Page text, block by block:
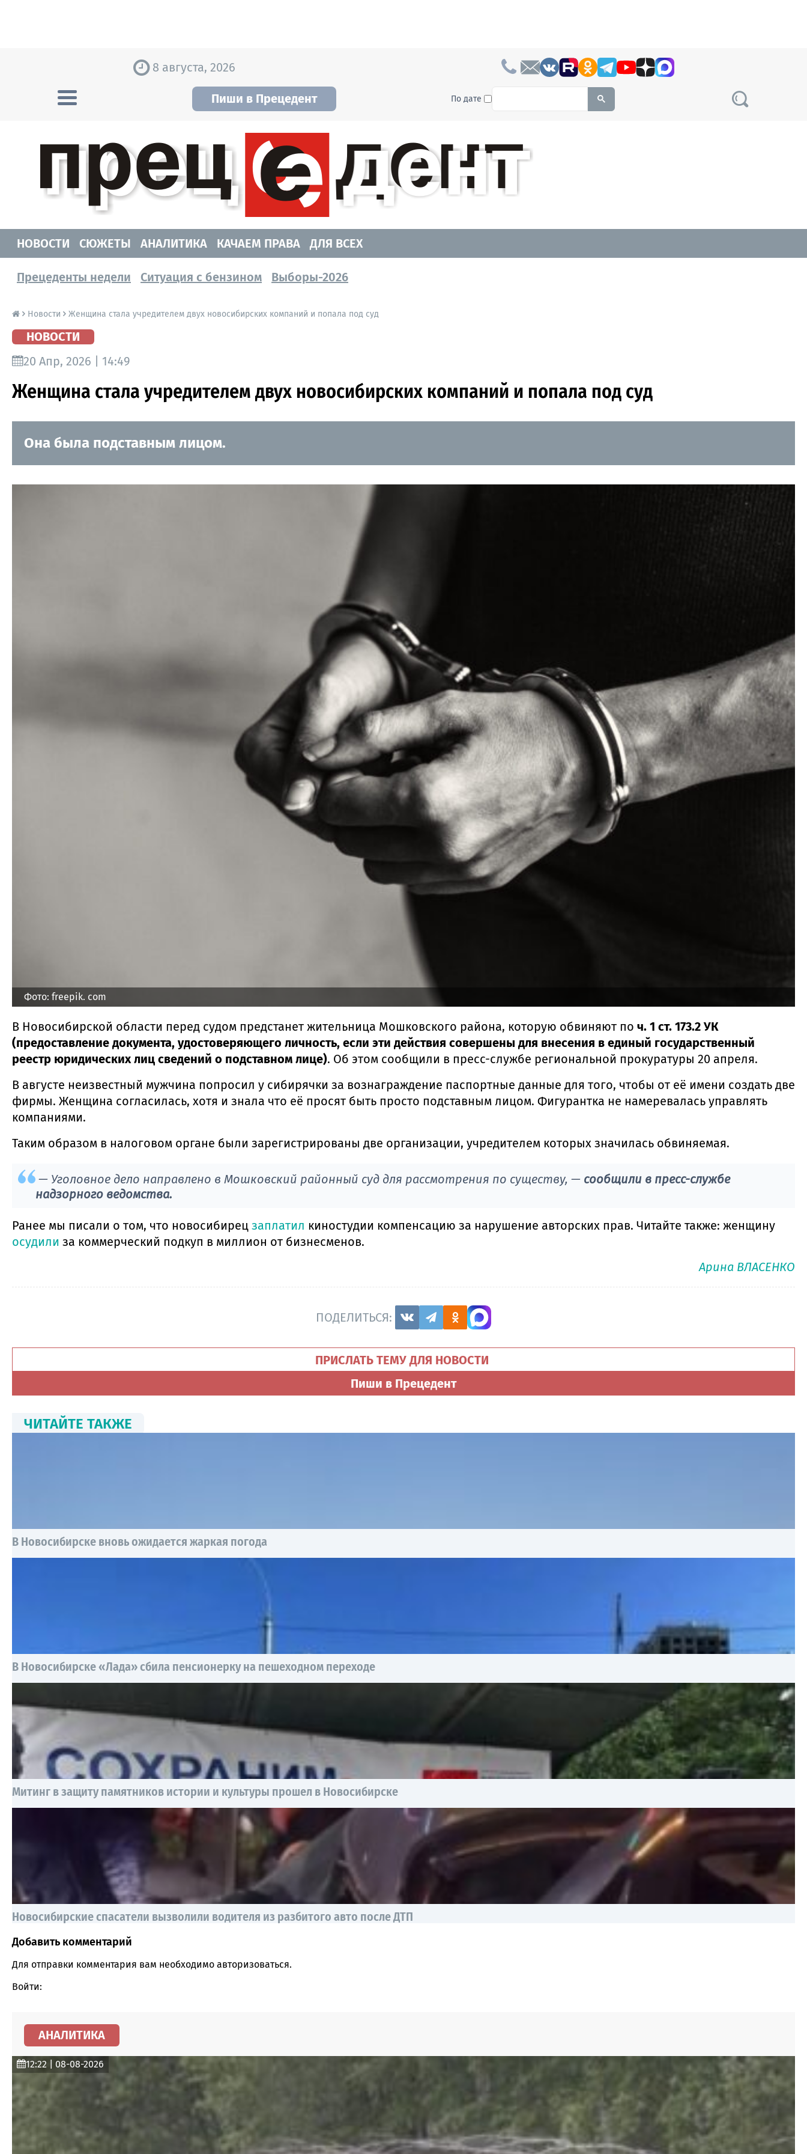
8 августа, 2026
Пиши в Прецедент По дате To search this site, enter a search term
НОВОСТИ
СЮЖЕТЫ АНАЛИТИКА КАЧАЕМ ПРАВА ДЛЯ ВСЕХ
Прецеденты недели Ситуация с бензином Выборы-2026
Новости Женщина стала учредителем двух новосибирских компаний и попала под суд
НОВОСТИ
20 Апр, 2026 | 14:49
Женщина стала учредителем двух новосибирских компаний и попала под суд
Она была подставным лицом.
Фото: freepik. com
В Новосибирской области перед судом предстанет жительница Мошковского района, которую обвиняют по ч. 1 ст. 173.2 УК
(предоставление документа, удостоверяющего личность, если эти действия совершены для внесения в единый государственный
реестр юридических лиц сведений о подставном лице). Об этом сообщили в пресс-службе региональной прокуратуры 20 апреля.
В августе неизвестный мужчина попросил у сибирячки за вознаграждение паспортные данные для того, чтобы от её имени создать две
фирмы. Женщина согласилась, хотя и знала что её просят быть просто подставным лицом. Фигурантка не намеревалась управлять
компаниями.
Таким образом в налоговом органе были зарегистрированы две организации, учредителем которых значилась обвиняемая.
— Уголовное дело направлено в Мошковский районный суд для рассмотрения по существу, — сообщили в пресс-службе
надзорного ведомства.
Ранее мы писали о том, что новосибирец заплатил киностудии компенсацию за нарушение авторских прав. Читайте также: женщину
осудили за коммерческий подкуп в миллион от бизнесменов.
Арина ВЛАСЕНКО
ПОДЕЛИТЬСЯ:
ПРИСЛАТЬ ТЕМУ ДЛЯ НОВОСТИ
Пиши в Прецедент
ЧИТАЙТЕ ТАКЖЕ
В Новосибирске вновь ожидается жаркая погода
В Новосибирске «Лада» сбила пенсионерку на пешеходном переходе
Митинг в защиту памятников истории и культуры прошел в Новосибирске
Новосибирские спасатели вызволили водителя из разбитого авто после ДТП
Comment section
Добавить комментарий
Для отправки комментария вам необходимо авторизоваться.
Войти:
АНАЛИТИКА
12:22 | 08-08-2026